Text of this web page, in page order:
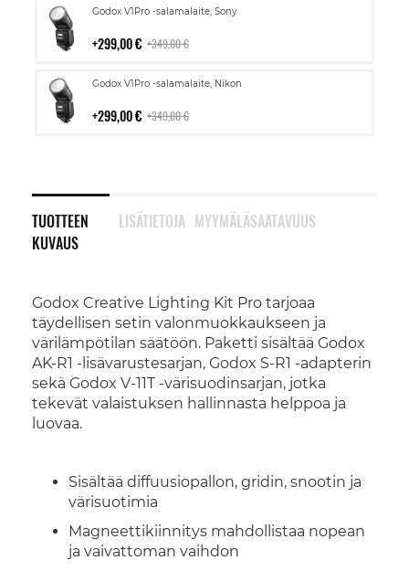
Godox V1Pro -salamalaite, Sony
299,00 € 349,00 €
Lisää
Godox V1Pro -salamalaite, Nikon
299,00 € 349,00 €
Lisää
TUOTTEEN
KUVAUS
Godox Creative Lighting Kit Pro tarjoaa
täydellisen setin valonmuokkaukseen ja
värilämpötilan säätöön. Paketti sisältää Godox
AK-R1 -lisävarustesarjan, Godox S-R1 -adapterin
sekä Godox V-11T -värisuodinsarjan, jotka
tekevät valaistuksen hallinnasta helppoa ja
luovaa.
Sisältää diffuusiopallon, gridin, snootin ja
värisuotimia
Magneettikiinnitys mahdollistaa nopean
ja vaivattoman vaihdon
LISÄTIETOJA MYYMÄLÄSAATAVUUS